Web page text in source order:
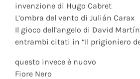
invenzione di Hugo Cabret
L’ombra del vento di Julián Carax
Il gioco dell’angelo di David Martín
entrambi citati in “Il prigioniero
questo invece è nuovo
Fiore Nero